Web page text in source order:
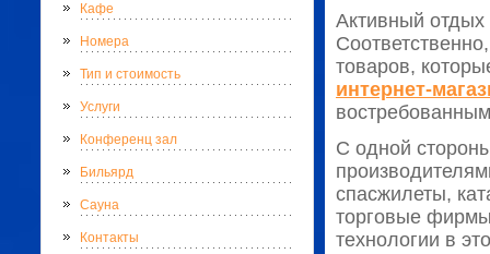
Кафе
Номера
Тип и стоимость
Услуги
Конференц зал
Бильярд
Сауна
Контакты
Активный отдых
товаров,
интернет-
С одной
спасжилеты,
торговые
технологии в